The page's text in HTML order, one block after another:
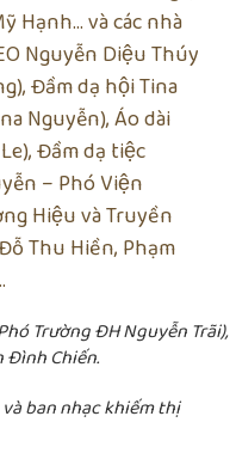
Hạnh… và các nhà
Nguyễn Diệu Thúy
Đầm dạ hội Tina
Nguyễn), Áo dài
Đầm dạ tiệc
– Phó Viện
Hiệu và Truyền
Thu Hiền, Phạm
Trường ĐH Nguyễn Trãi),
Đình Chiến.
và ban nhạc khiếm thị